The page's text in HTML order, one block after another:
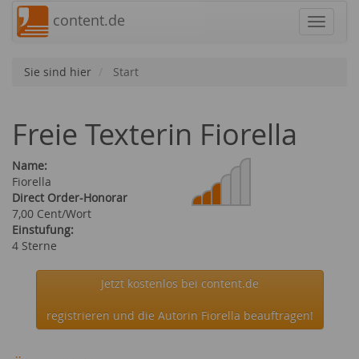
content.de
Sie sind hier Start
Freie Texterin Fiorella
Name:
Fiorella
Direct Order-Honorar
7,00 Cent/Wort
Einstufung:
4 Sterne
Jetzt kostenlos bei content.de
registrieren und die Autorin Fiorella beauftragen!